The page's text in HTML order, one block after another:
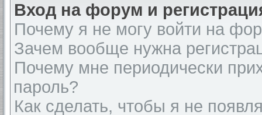
Вход на форум и
Почему я не могу войти на
Зачем вообще нужна
Почему мне периодически
пароль?
Как сделать, чтобы я не